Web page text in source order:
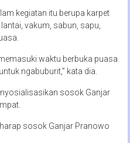
kegiatan itu berupa karpet
vakum, sabun, sapu,
waktu berbuka puasa.
ngabuburit,” kata dia.
sosok Ganjar
sosok Ganjar Pranowo